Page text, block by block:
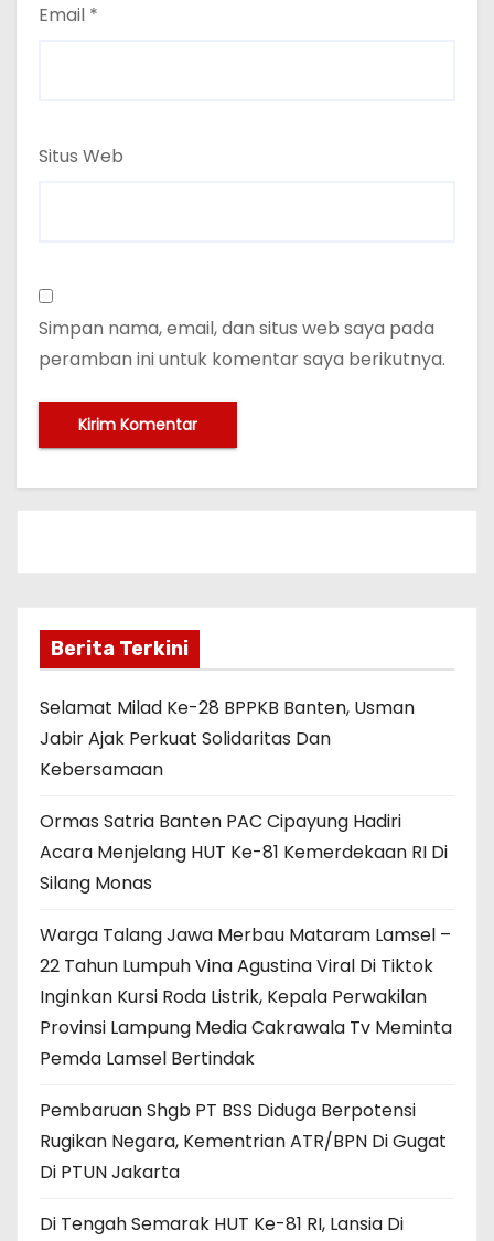
Email *
Situs Web
Simpan nama, email, dan situs web saya pada
peramban ini untuk komentar saya berikutnya.
Berita Terkini
Selamat Milad Ke-28 BPPKB Banten, Usman
Jabir Ajak Perkuat Solidaritas Dan
Kebersamaan
Ormas Satria Banten PAC Cipayung Hadiri
Acara Menjelang HUT Ke-81 Kemerdekaan RI Di
Silang Monas
Warga Talang Jawa Merbau Mataram Lamsel –
22 Tahun Lumpuh Vina Agustina Viral Di Tiktok
Inginkan Kursi Roda Listrik, Kepala Perwakilan
Provinsi Lampung Media Cakrawala Tv Meminta
Pemda Lamsel Bertindak
Pembaruan Shgb PT BSS Diduga Berpotensi
Rugikan Negara, Kementrian ATR/BPN Di Gugat
Di PTUN Jakarta
Di Tengah Semarak HUT Ke-81 RI, Lansia Di